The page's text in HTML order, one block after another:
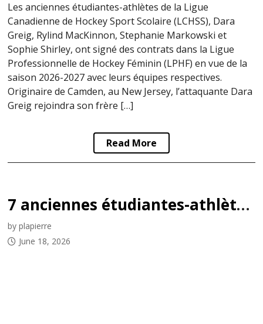
Les anciennes étudiantes-athlètes de la Ligue
Canadienne de Hockey Sport Scolaire (LCHSS), Dara
Greig, Rylind MacKinnon, Stephanie Markowski et
Sophie Shirley, ont signé des contrats dans la Ligue
Professionnelle de Hockey Féminin (LPHF) en vue de la
saison 2026-2027 avec leurs équipes respectives.
Originaire de Camden, au New Jersey, l’attaquante Dara
Greig rejoindra son frère […]
Read More
7 anciennes étudiantes-athlètes de la LCHSS sélectionnées lors du repêchage 2026 de la LPHF
by plapierre
June 18, 2026